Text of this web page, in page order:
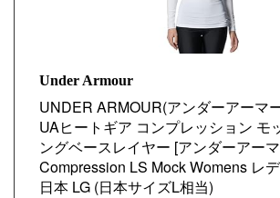
Under Armour
UNDER ARMOUR(アンダーアーマ
UAヒートギア コンプレッション モ
ングベースレイヤー [アンダーアー
Compression LS Mock Womens レ
日本 LG (日本サイズL相当)